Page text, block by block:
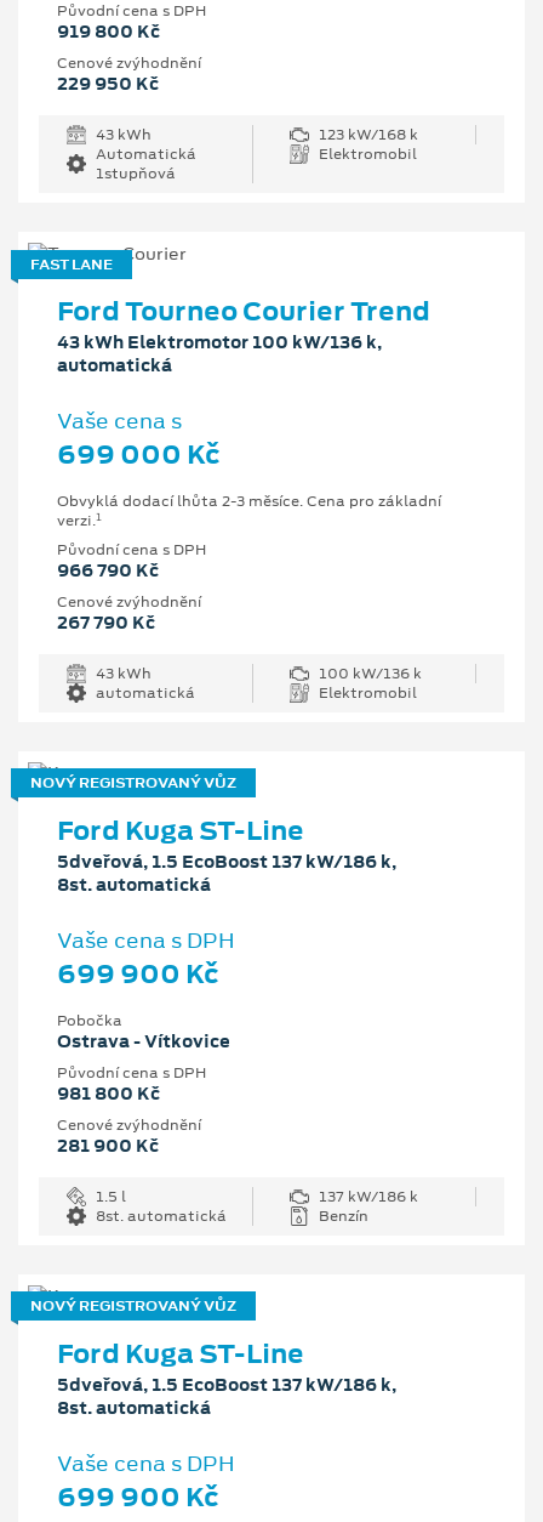
Původní cena s DPH
919 800 Kč
Cenové zvýhodnění
229 950 Kč
43 kWh
123 kW/168 k
Automatická
1stupňová
Elektromobil
FAST LANE
Ford Tourneo Courier Trend
43 kWh Elektromotor 100 kW/136 k,
automatická
Vaše cena s
699 000 Kč
Obvyklá dodací lhůta 2-3 měsíce. Cena pro základní
verzi.1
Původní cena s DPH
966 790 Kč
Cenové zvýhodnění
267 790 Kč
43 kWh
100 kW/136 k
automatická
Elektromobil
NOVÝ REGISTROVANÝ VŮZ
Ford Kuga ST-Line
5dveřová, 1.5 EcoBoost 137 kW/186 k,
8st. automatická
Vaše cena s DPH
699 900 Kč
Pobočka
Ostrava - Vítkovice
Původní cena s DPH
981 800 Kč
Cenové zvýhodnění
281 900 Kč
1.5 l
137 kW/186 k
8st. automatická
Benzín
NOVÝ REGISTROVANÝ VŮZ
Ford Kuga ST-Line
5dveřová, 1.5 EcoBoost 137 kW/186 k,
8st. automatická
Vaše cena s DPH
699 900 Kč